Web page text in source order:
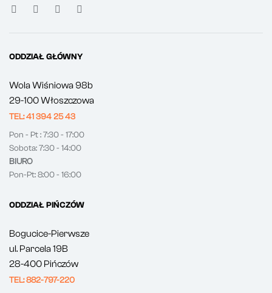
ODDZIAŁ GŁÓWNY
Wola Wiśniowa 98b
29-100 Włoszczowa
TEL: 41 394 25 43
Pon - Pt : 7:30 - 17:00
Sobota: 7:30 - 14:00
BIURO
Pon-Pt: 8:00 - 16:00
ODDZIAŁ PIŃCZÓW
Bogucice-Pierwsze
ul. Parcela 19B
28-400 Pińczów
TEL: 882-797-220